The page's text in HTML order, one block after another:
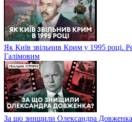
Як Київ звільнив Крим у 1995 році.
Галімовим
За що знищили Олександра Довженка?